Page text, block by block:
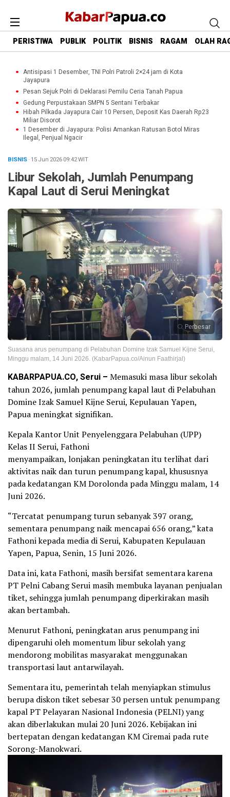
PERISTIWA PUBLIK POLITIK BISNIS RAGAM OLAH
Antisipasi 1 Desember, TNI Polri Patroli 2×24 jam di Kota
Jayapura
Pesan Sejuk Polri di Deklarasi Pemilu Ceria Tanah Papua
Gedung Perpustakaan SMPN 5 Sentani Terbakar
Hibah Pilkada Jayapura Cair 10 Persen, Deposit Kas Daerah Rp23
Miliar Disorot
1 Desember di Jayapura: Polisi Amankan Ratusan Botol Miras
Ilegal, Penjual Ngacir
BISNIS· 15 Jun 202609:42WIT
Libur Sekolah, Jumlah Penumpang
Kapal Laut di Serui Meningkat
Perbesar
Suasana arus penumpang di Pelabuhan Domine Izak Samuel Kijne Serui,
Minggu malam, 14 Juni 2026. (KabarPapua.co/Ainun Faathirjal)
KABARPAPUA.CO, Serui – Memasuki masa libur sekolah
tahun 2026, jumlah penumpang kapal laut di Pelabuhan
Domine Izak Samuel Kijne Serui, Kepulauan Yapen,
Papua meningkat signifikan.
Kepala Kantor Unit Penyelenggara Pelabuhan (UPP)
Kelas II Serui, Fathoni
menyampaikan, lonjakan peningkatan itu terlihat dari
aktivitas naik dan turun penumpang kapal, khususnya
pada kedatangan KM Dorolonda pada Minggu malam, 14
Juni 2026.
“Tercatat penumpang turun sebanyak 397 orang,
sementara penumpang naik mencapai 656 orang,” kata
Fathoni kepada media di Serui, Kabupaten Kepulauan
Yapen, Papua, Senin, 15 Juni 2026.
Data ini, kata Fathoni, masih bersifat sementara karena
PT Pelni Cabang Serui masih membuka layanan penjualan
tiket, sehingga jumlah penumpang diperkirakan masih
akan bertambah.
Menurut Fathoni, peningkatan arus penumpang ini
dipengaruhi oleh momentum libur sekolah yang
mendorong mobilitas masyarakat menggunakan
transportasi laut antarwilayah.
Sementara itu, pemerintah telah menyiapkan stimulus
berupa diskon tiket sebesar 30 persen untuk penumpang
kapal PT Pelayaran Nasional Indonesia (PELNI) yang
akan diberlakukan mulai 20 Juni 2026. Kebijakan ini
bertepatan dengan kedatangan KM Ciremai pada rute
Sorong-Manokwari.